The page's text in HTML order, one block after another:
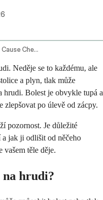
Can Constipation Cause Chest Pain
Neděje se to každému, ale
a plyn, tlak může
hrudi. Bolest je obvykle tupá a
zlepšovat po úlevě od zácpy.
pozornost. Je důležité
jak ji odlišit od něčeho
vašem těle děje.
na hrudi?